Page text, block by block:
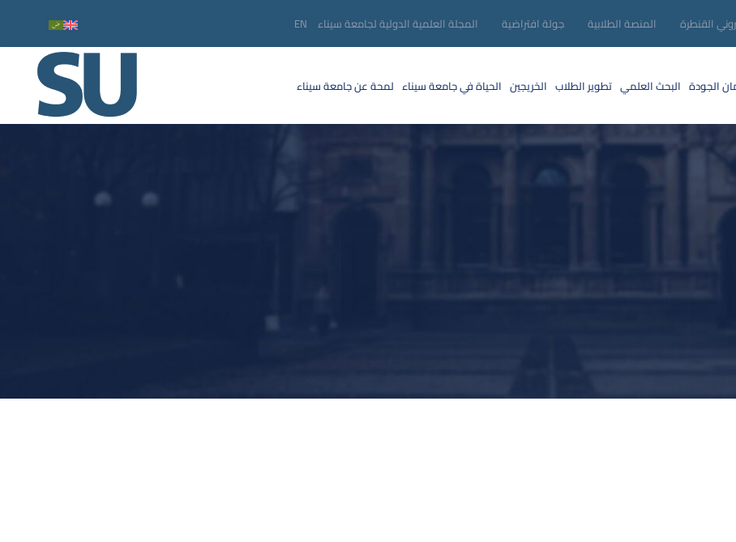
القنطرة المنصة الطلابية جولة افتراضية المجلة العلمية الدولية لجامعة سيناء EN
الجودة البحث العلمي تطوير الطلاب الخريجين الحياة في جامعة سيناء لمحة عن جامعة سيناء